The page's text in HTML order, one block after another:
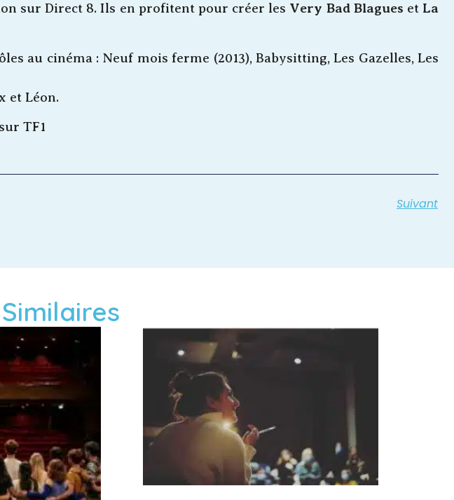
sur Direct 8. Ils en profitent pour créer les Very Bad Blagues et La
au cinéma : Neuf mois ferme (2013), Babysitting, Les Gazelles, Les
et Léon.
TF1
Suivant